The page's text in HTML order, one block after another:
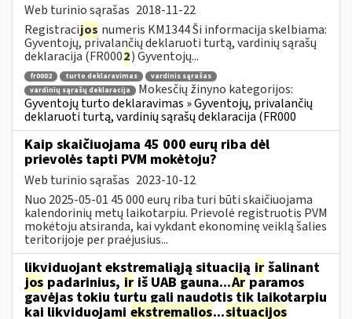
Web turinio sąrašas 2018-11-22
Registracijos numeris KM1344 Ši informacija skelbiama:
Gyventojų, privalančių deklaruoti turtą, vardinių sąrašų
deklaracija (FR0002) Gyventojų...
fr0002 turto deklaravimas
vardinis sąrašas
vardinių sąrašų deklaracija
Mokesčių žinyno kategorijos:
Gyventojų turto deklaravimas » Gyventojų, privalančių
deklaruoti turtą, vardinių sąrašų deklaracija (FR000
Kaip skaičiuojama 45 000 eurų riba dėl
prievolės tapti PVM mokėtoju?
Web turinio sąrašas 2023-10-12
Nuo 2025-05-01 45 000 eurų riba turi būti skaičiuojama
kalendorinių metų laikotarpiu. Prievolė registruotis PVM
mokėtoju atsiranda, kai vykdant ekonominę veiklą šalies
teritorijoje per praėjusius...
likviduojant ekstremaliąją situaciją ir šalinant
jos padarinius, ir iš UAB gauna...Ar paramos
gavėjas tokiu turtu gali naudotis tik laikotarpiu
kai likviduojami ekstremalios...situacijos